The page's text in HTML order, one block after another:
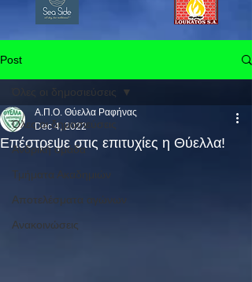
Post
Όλες οι δημοσιεύσεις
Ανδρική ομάδα
Τμήματα Ακαδημιών
Αποτελέσματα αγώνων
Ανακοινώσεις
Όλες οι δημοσιεύσεις
Επέστρεψε στις επιτυχίες η Θύελλα!
Α.Π.Ο. Θύελλα Ραφήνας
Dec 4, 2022